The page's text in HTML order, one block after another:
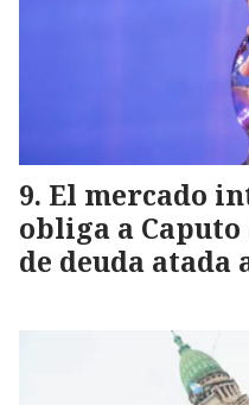
El mercado
obliga a
de deuda atada